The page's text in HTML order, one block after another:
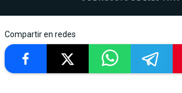
Compartir en redes